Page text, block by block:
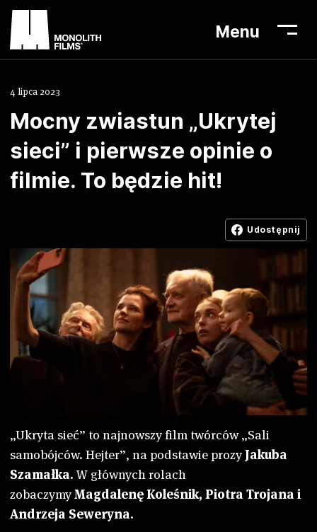
Menu
Aktualności
Lista filmów
O nas
Kontakt
Dla szkół
4 lipca 2023
Mocny zwiastun „Ukrytej
sieci” i pierwsze opinie o
filmie. To będzie hit!
Udostępnij
„Ukryta sieć” to najnowszy film twórców „Sali
samobójców. Hejter”, na podstawie prozyJakuba
Szamałka. W głównych rolach
zobaczymyMagdalenę Koleśnik, Piotra Trojana i
Andrzeja Seweryna.